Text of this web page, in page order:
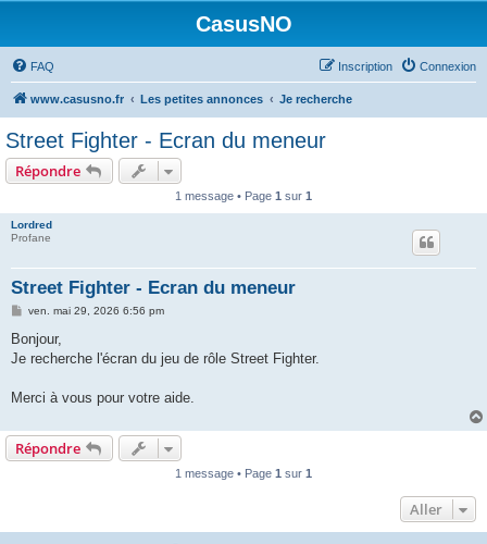
CasusNO
FAQ Connexion
Inscription
www.casusno.fr Les petites annonces Je recherche
Street Fighter - Ecran du meneur
Répondre
1 message • Page 1 sur 1
Lordred
Profane
Street Fighter - Ecran du meneur
M
s
a
ven. mai 29, 2026 6:56 pm
Bonjour,
Je recherche l'écran du jeu de rôle Street Fighter.
Merci à vous pour votre aide.
Répondre
1 message • Page 1 sur 1
Aller